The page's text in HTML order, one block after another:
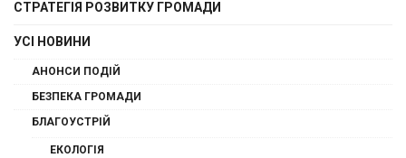
СТРАТЕГІЯ РОЗВИТКУ ГРОМАДИ
УСІ НОВИНИ
АНОНСИ ПОДІЙ
БЕЗПЕКА ГРОМАДИ
БЛАГОУСТРІЙ
ЕКОЛОГІЯ